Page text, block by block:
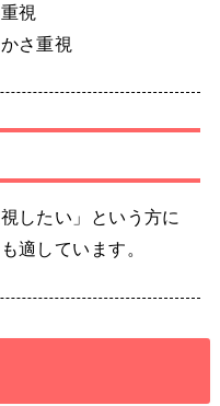
視
さ重視
したい」という方に
適しています。